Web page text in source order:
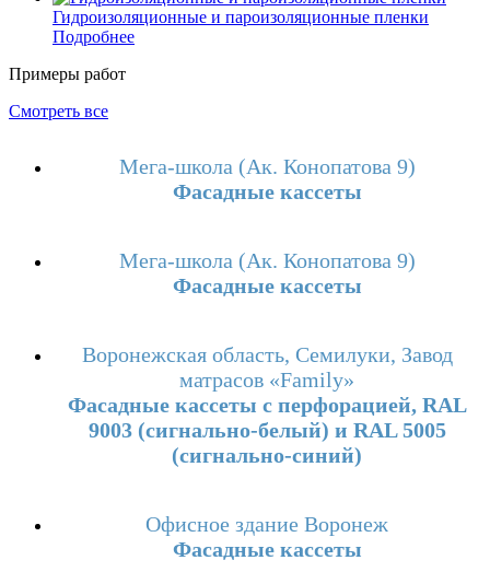
Гидроизоляционные и пароизоляционные пленки
Подробнее
Примеры работ
Смотреть все
Мега-школа (Ак. Конопатова 9)
Фасадные кассеты
Мега-школа (Ак. Конопатова 9)
Фасадные кассеты
Воронежская область, Семилуки, Завод
матрасов «Family»
Фасадные кассеты с перфорацией, RAL
9003 (сигнально-белый) и RAL 5005
(сигнально-синий)
Офисное здание Воронеж
Фасадные кассеты